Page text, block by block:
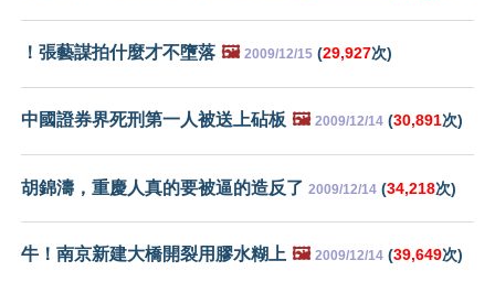
！張藝謀拍什麼才不墮落 🖼️ 2009/12/15 (29,927次)
中國證券界死刑第一人被送上砧板 🖼️ 2009/12/14 (30,891次)
胡錦濤，重慶人真的要被逼的造反了 2009/12/14 (34,218次)
牛！南京新建大橋開裂用膠水糊上 🖼️ 2009/12/14 (39,649次)